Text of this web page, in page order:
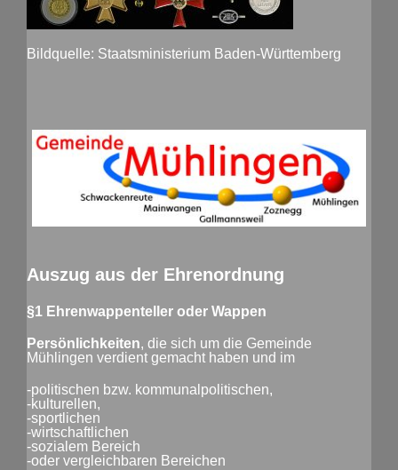
Bildquelle: Staatsministerium Baden-Württemberg
Auszug aus der Ehrenordnung
§1 Ehrenwappenteller oder Wappen
Persönlichkeiten, die sich um die Gemeinde
Mühlingen verdient gemacht haben und im
-politischen bzw. kommunalpolitischen,
-kulturellen,
-sportlichen
-wirtschaftlichen
-sozialem Bereich
-oder vergleichbaren Bereichen